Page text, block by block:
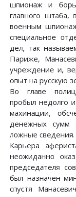
шпионаж и
главного
военным
специальное
дел, так
Париже,
учреждение и,
опыт на русскую
Во главе
пробыл недолго
махинации,
денежных сумм
ложные сведения.
Карьера
неожиданно
председателя
был назначен
спустя